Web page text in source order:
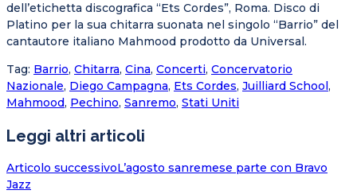
dell’etichetta discografica “Ets Cordes”, Roma. Disco di
Platino per la sua chitarra suonata nel singolo “Barrio” del
cantautore italiano Mahmood prodotto da Universal.
Tag: Barrio, Chitarra, Cina, Concerti, Concervatorio
Nazionale, Diego Campagna, Ets Cordes, Juilliard School,
Mahmood, Pechino, Sanremo, Stati Uniti
Leggi altri articoli
Articolo successivoL’agosto sanremese parte con Bravo
Jazz